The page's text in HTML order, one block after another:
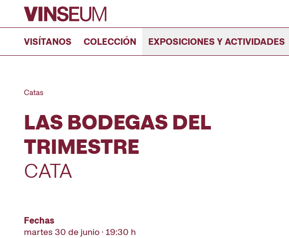
Ir al contenido
VISÍTANOS COLECCIÓN EXPOSICIONES Y ACTIVIDADES
Catas
LAS BODEGAS DEL
TRIMESTRE
CATA
Fechas
martes 30 de junio · 19:30 h